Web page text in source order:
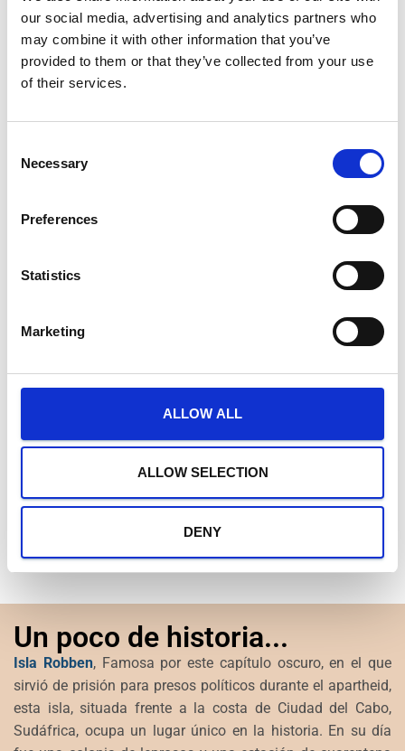
our social media, advertising and analytics partners who
may combine it with other information that you’ve
provided to them or that they’ve collected from your use
of their services.
Necessary
Preferences
Statistics
Marketing
ALLOW ALL
ALLOW SELECTION
DENY
¿Cuáles son los horarios de salida del
ferry?
¿Cuáles son los puntos destacados del
¡Actividades principales que
podrías disfrutar en Ciudad
del Cabo!
Un poco de historia...
Isla Robben, Famosa por este capítulo oscuro, en el que
sirvió de prisión para presos políticos durante el apartheid,
esta isla, situada frente a la costa de Ciudad del Cabo,
Sudáfrica, ocupa un lugar único en la historia. En su día